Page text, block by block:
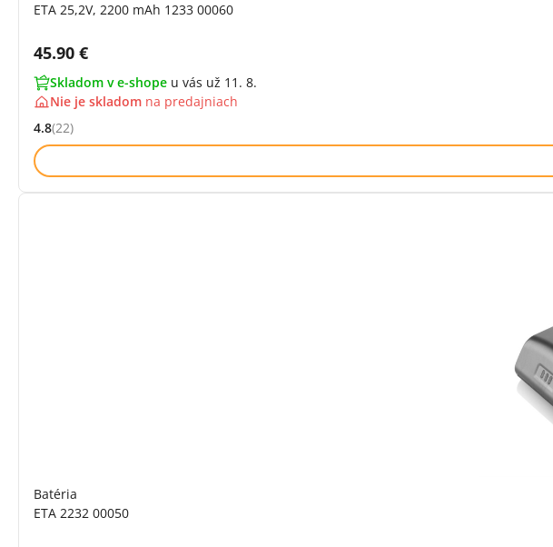
ETA 25,2V, 2200 mAh 1233 00060
Cena s DPH:
45.90 €
Skladom v e-shope u vás už 11. 8.
Nie je skladom na predajniach
Hodnocení: 4.8 z 5 (22 recenzí)
4.8(22)
Batéria
ETA 2232 00050